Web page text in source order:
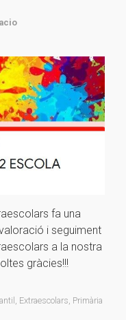
fa una
i seguiment
a la nostra
gràcies!!!
Extraescolars Primària